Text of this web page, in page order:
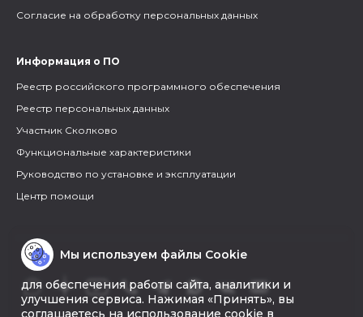
Согласие на обработку персональных данных
Информация о ПО
Реестр российского программного обеспечения
Реестр персональных данных
Участник Сколково
Функциональные характеристики
Руководство по установке и эксплуатации
Центр помощи
Мы используем файлы Cookie
для обеспечения работы сайта, аналитики и
улучшения сервиса. Нажимая «Принять», вы
соглашаетесь на использование cookie в